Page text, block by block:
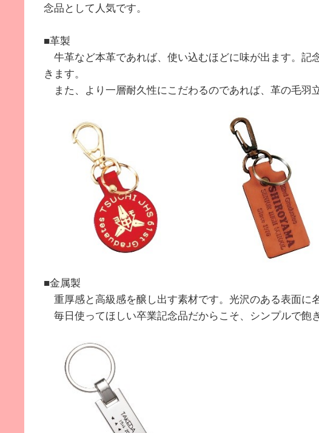
念品として人気です。
■革製
牛革など本革であれば、使い込むほどに味が出ます。記
きます。
また、より一層耐久性にこだわるのであれば、革の毛羽
■金属製
重厚感と高級感を醸し出す素材です。光沢のある表面に
毎日使ってほしい卒業記念品だからこそ、シンプルで飽